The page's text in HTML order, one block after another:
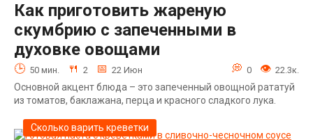
Как приготовить жареную
скумбрию с запеченными в
духовке овощами
50 мин. 2 22 Июн 0 22.3к.
Основной акцент блюда – это запеченный овощной рататуй
из томатов, баклажана, перца и красного сладкого лука.
Сколько варить креветки